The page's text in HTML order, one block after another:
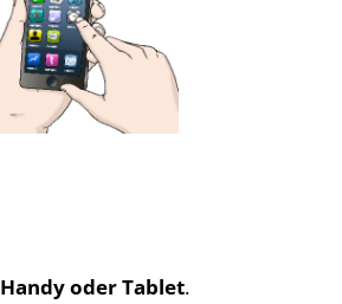
Handy oder Tablet.